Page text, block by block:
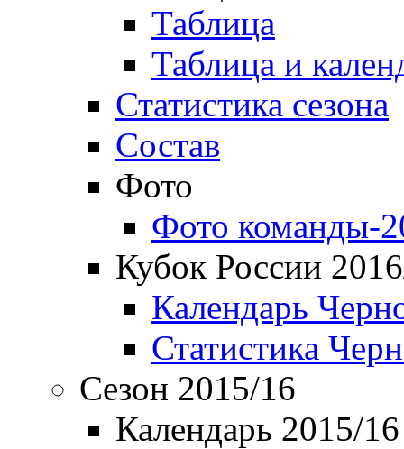
Таблица
Таблица и
Статистика сезона
Состав
Фото
Фото команды-
Кубок России
Календарь
Статистика
Сезон 2015/16
Календарь 2015/16